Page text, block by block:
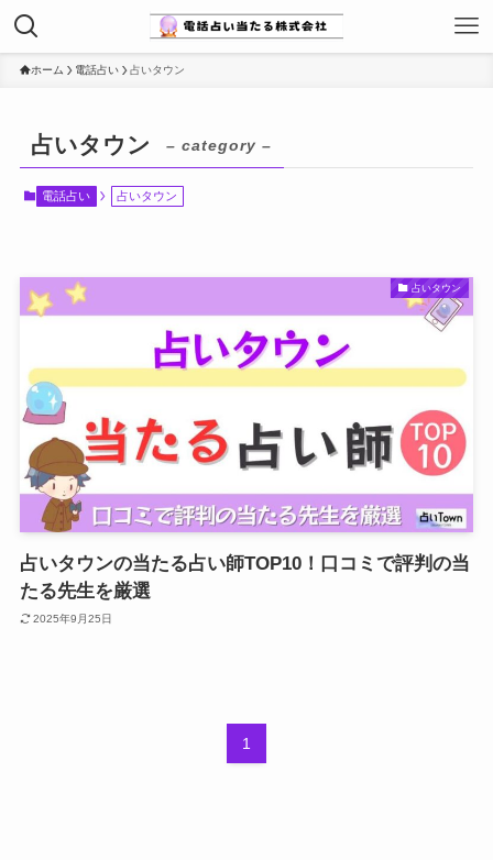
ホーム 電話占い 占いタウン
占いタウン – category –
電話占い 占いタウン
占いタウン
占いタウンの当たる占い師TOP10！口コミで評判の当
たる先生を厳選
2025年9月25日
1